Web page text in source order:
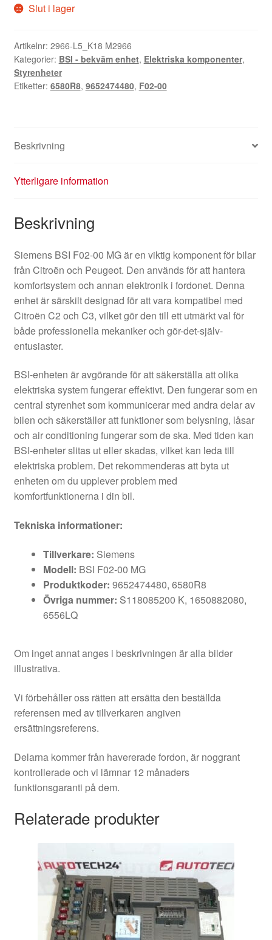
Slut i lager
Artikelnr: 2966-L5_K18 M2966
Kategorier: BSI - bekväm enhet, Elektriska komponenter,
Styrenheter
Etiketter: 6580R8, 9652474480, F02-00
Beskrivning
Ytterligare information
Beskrivning
Siemens BSI F02-00 MG är en viktig komponent för bilar
från Citroën och Peugeot. Den används för att hantera
komfortsystem och annan elektronik i fordonet. Denna
enhet är särskilt designad för att vara kompatibel med
Citroën C2 och C3, vilket gör den till ett utmärkt val för
både professionella mekaniker och gör-det-själv-
entusiaster.
BSI-enheten är avgörande för att säkerställa att olika
elektriska system fungerar effektivt. Den fungerar som en
central styrenhet som kommunicerar med andra delar av
bilen och säkerställer att funktioner som belysning, låsar
och air conditioning fungerar som de ska. Med tiden kan
BSI-enheter slitas ut eller skadas, vilket kan leda till
elektriska problem. Det rekommenderas att byta ut
enheten om du upplever problem med
komfortfunktionerna i din bil.
Tekniska informationer:
Tillverkare: Siemens
Modell: BSI F02-00 MG
Produktkoder: 9652474480, 6580R8
Övriga nummer: S118085200 K, 1650882080,
6556LQ
Om inget annat anges i beskrivningen är alla bilder
illustrativa.
Vi förbehåller oss rätten att ersätta den beställda
referensen med av tillverkaren angiven
ersättningsreferens.
Delarna kommer från havererade fordon, är noggrant
kontrollerade och vi lämnar 12 månaders
funktionsgaranti på dem.
Relaterade produkter